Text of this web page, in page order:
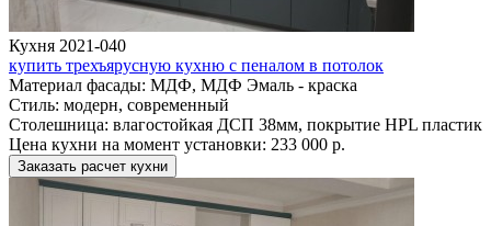
Кухня 2021-040
купить трехъярусную кухню с пеналом в потолок
Материал фасады: МДФ, МДФ Эмаль - краска
Стиль: модерн, современный
Столешница: влагостойкая ДСП 38мм, покрытие HPL пластик
Цена кухни на момент установки: 233 000 р.
Заказать расчет кухни